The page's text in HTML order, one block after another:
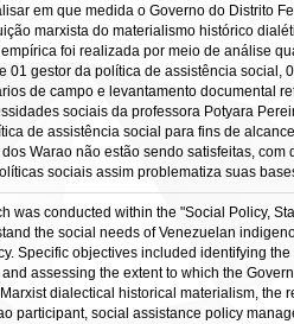
em que medida o Governo do Distrito
marxista do materialismo histórico
foi realizada por meio de análise
01 gestor da política de assistência
de campo e levantamento documental
sociais da professora Potyara
de assistência social para fins de
Warao não estão sendo satisfeitas,
sociais assim problematiza suas
was conducted within the "Social Policy,
the social needs of Venezuelan
Specific objectives included identifying
assessing the extent to which the
dialectical historical materialism,
participant, social assistance policy